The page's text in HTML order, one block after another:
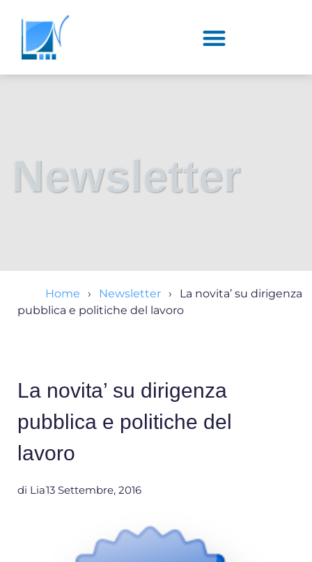
Newsletter
Home Newsletter
La novita’ su dirigenza
pubblica e politiche del lavoro
La novita’ su dirigenza
pubblica e politiche del
lavoro
di Lia13 Settembre, 2016